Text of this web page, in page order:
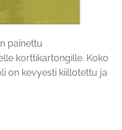
painettu
korttikartongille. Koko
on kevyesti kiillotettu ja